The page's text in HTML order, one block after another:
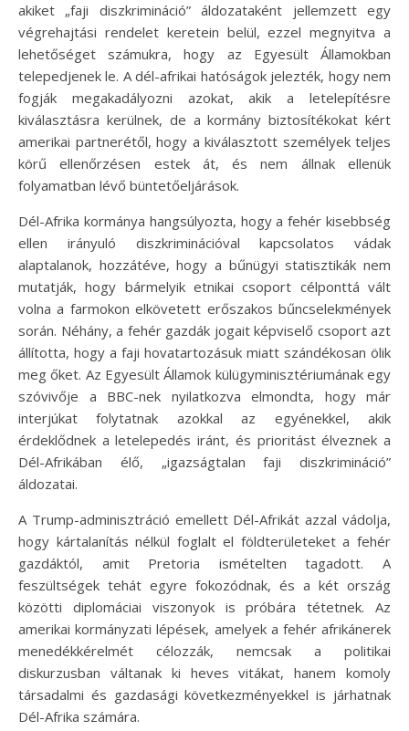
akiket „faji diszkrimináció” áldozataként jellemzett egy
végrehajtási rendelet keretein belül, ezzel megnyitva a
lehetőséget számukra, hogy az Egyesült Államokban
telepedjenek le. A dél-afrikai hatóságok jelezték, hogy nem
fogják megakadályozni azokat, akik a letelepítésre
kiválasztásra kerülnek, de a kormány biztosítékokat kért
amerikai partnerétől, hogy a kiválasztott személyek teljes
körű ellenőrzésen estek át, és nem állnak ellenük
folyamatban lévő büntetőeljárások.
Dél-Afrika kormánya hangsúlyozta, hogy a fehér kisebbség
ellen irányuló diszkriminációval kapcsolatos vádak
alaptalanok, hozzátéve, hogy a bűnügyi statisztikák nem
mutatják, hogy bármelyik etnikai csoport célponttá vált
volna a farmokon elkövetett erőszakos bűncselekmények
során. Néhány, a fehér gazdák jogait képviselő csoport azt
állította, hogy a faji hovatartozásuk miatt szándékosan ölik
meg őket. Az Egyesült Államok külügyminisztériumának egy
szóvivője a BBC-nek nyilatkozva elmondta, hogy már
interjúkat folytatnak azokkal az egyénekkel, akik
érdeklődnek a letelepedés iránt, és prioritást élveznek a
Dél-Afrikában élő, „igazságtalan faji diszkrimináció”
áldozatai.
A Trump-adminisztráció emellett Dél-Afrikát azzal vádolja,
hogy kártalanítás nélkül foglalt el földterületeket a fehér
gazdáktól, amit Pretoria ismételten tagadott. A
feszültségek tehát egyre fokozódnak, és a két ország
közötti diplomáciai viszonyok is próbára tétetnek. Az
amerikai kormányzati lépések, amelyek a fehér afrikánerek
menedékkérelmét célozzák, nemcsak a politikai
diskurzusban váltanak ki heves vitákat, hanem komoly
társadalmi és gazdasági következményekkel is járhatnak
Dél-Afrika számára.